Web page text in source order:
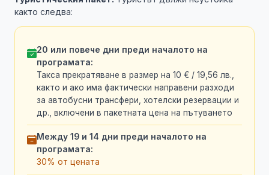
както следва:
20 или повече дни преди началото на
програмата:
Такса прекратяване в размер на 10 € / 19,56 лв.,
както и ако има фактически направени разходи
за автобусни трансфери, хотелски резервации и
др., включени в пакетната цена на пътуването
Между 19 и 14 дни преди началото на
програмата:
30% от цената